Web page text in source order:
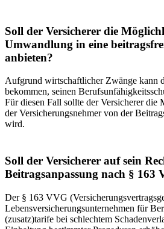
Soll der Versicherer die
Umwandlung in eine
anbieten?
Aufgrund wirtschaftlicher Zwänge kann
bekommen, seinen
Für diesen Fall sollte der Versicherer die
der Versicherungsnehmer von der
wird.
Soll der Versicherer auf sein
Beitragsanpassung nach § 163
Der § 163 VVG
Lebensversicherungsunternehmen für
(zusatz)tarife bei schlechtem